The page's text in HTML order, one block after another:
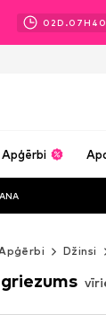
02D.07H 40
Apģērbi
Džinsi